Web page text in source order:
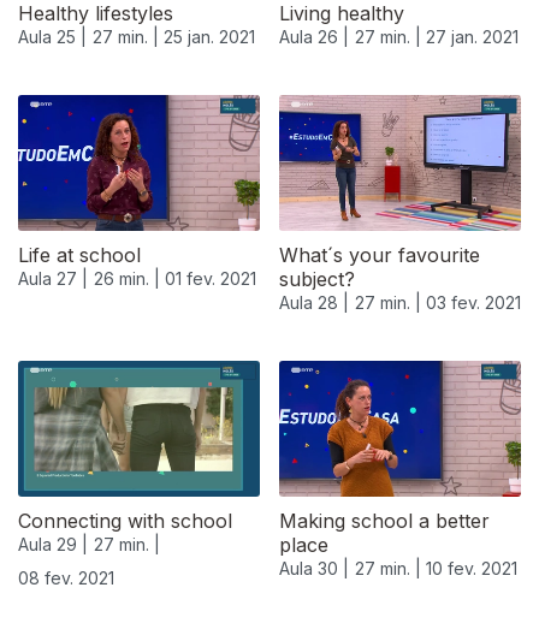
Healthy lifestyles
Aula 25 | 27 min. | 25 jan. 2021
Living healthy
Aula 26 | 27 min. | 27 jan. 2021
Life at school
Aula 27 | 26 min. | 01 fev. 2021
What´s your favourite
subject?
Aula 28 | 27 min. | 03 fev. 2021
Connecting with school
Aula 29 |
27 min. |
08 fev. 2021
Making school a better
place
Aula 30 | 27 min. | 10 fev. 2021